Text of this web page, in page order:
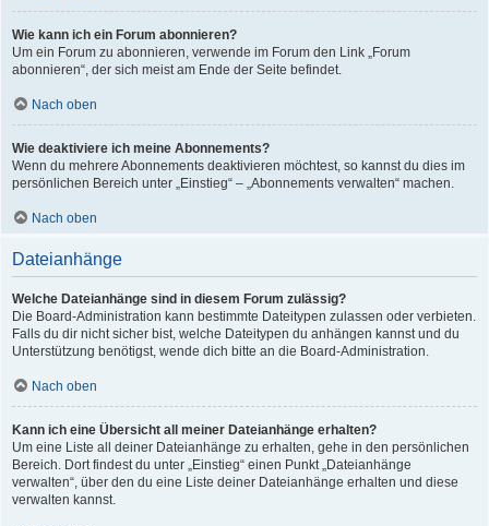
Wie kann ich ein Forum abonnieren?
Um ein Forum zu abonnieren, verwende im Forum den Link „Forum
abonnieren“, der sich meist am Ende der Seite befindet.
Nach oben
Wie deaktiviere ich meine Abonnements?
Wenn du mehrere Abonnements deaktivieren möchtest, so kannst du dies im
persönlichen Bereich unter „Einstieg“ – „Abonnements verwalten“ machen.
Nach oben
Dateianhänge
Welche Dateianhänge sind in diesem Forum zulässig?
Die Board-Administration kann bestimmte Dateitypen zulassen oder verbieten.
Falls du dir nicht sicher bist, welche Dateitypen du anhängen kannst und du
Unterstützung benötigst, wende dich bitte an die Board-Administration.
Nach oben
Kann ich eine Übersicht all meiner Dateianhänge erhalten?
Um eine Liste all deiner Dateianhänge zu erhalten, gehe in den persönlichen
Bereich. Dort findest du unter „Einstieg“ einen Punkt „Dateianhänge
verwalten“, über den du eine Liste deiner Dateianhänge erhalten und diese
verwalten kannst.